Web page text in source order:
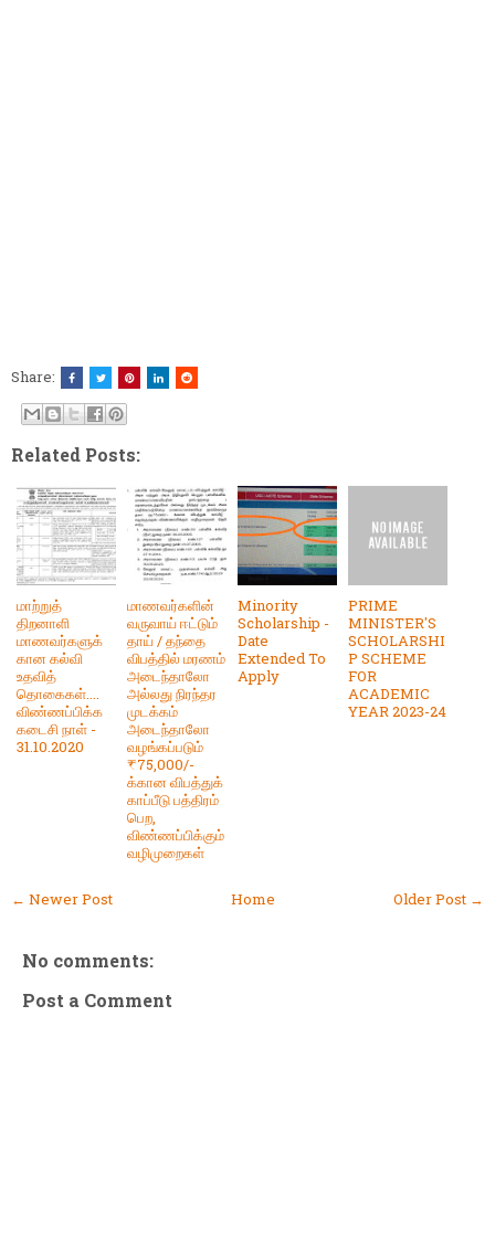
Share:
Related Posts:
மாற்றுத்
திறனாளி
மாணவர்களுக்
கான கல்வி
உதவித்
தொகைகள்....
விண்ணப்பிக்க
கடைசி நாள் -
31.10.2020
மாணவர்களின்
வருவாய் ஈட்டும்
தாய் / தந்தை
விபத்தில் மரணம்
அடைந்தாலோ
அல்லது நிரந்தர
முடக்கம்
அடைந்தாலோ
வழங்கப்படும்
₹75,000/-
க்கான விபத்துக்
காப்பீடு பத்திரம்
பெற,
விண்ணப்பிக்கும்
வழிமுறைகள்
Minority
Scholarship -
Date
Extended To
Apply
PRIME
MINISTER'S
SCHOLARSHI
P SCHEME
FOR
ACADEMIC
YEAR 2023-24
← Newer Post Older Post →
Home
No comments:
Post a Comment